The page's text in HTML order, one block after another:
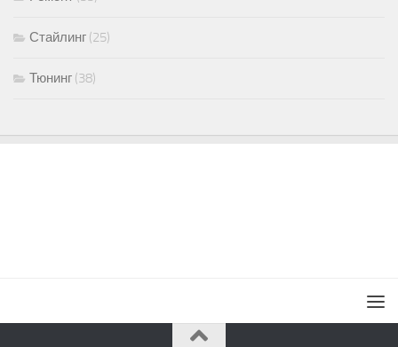
Стайлинг (25)
Тюнинг (38)